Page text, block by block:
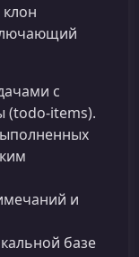
с
(todo-items).
и
базе